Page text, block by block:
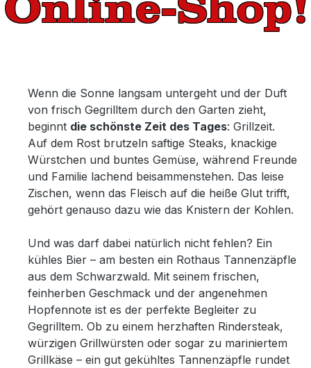
Wenn die Sonne langsam untergeht und der Duft
von frisch Gegrilltem durch den Garten zieht,
beginnt die schönste Zeit des Tages: Grillzeit.
Auf dem Rost brutzeln saftige Steaks, knackige
Würstchen und buntes Gemüse, während Freunde
und Familie lachend beisammenstehen. Das leise
Zischen, wenn das Fleisch auf die heiße Glut trifft,
gehört genauso dazu wie das Knistern der Kohlen.
Und was darf dabei natürlich nicht fehlen? Ein
kühles Bier – am besten ein Rothaus Tannenzäpfle
aus dem Schwarzwald. Mit seinem frischen,
feinherben Geschmack und der angenehmen
Hopfennote ist es der perfekte Begleiter zu
Gegrilltem. Ob zu einem herzhaften Rindersteak,
würzigen Grillwürsten oder sogar zu mariniertem
Grillkäse – ein gut gekühltes Tannenzäpfle rundet